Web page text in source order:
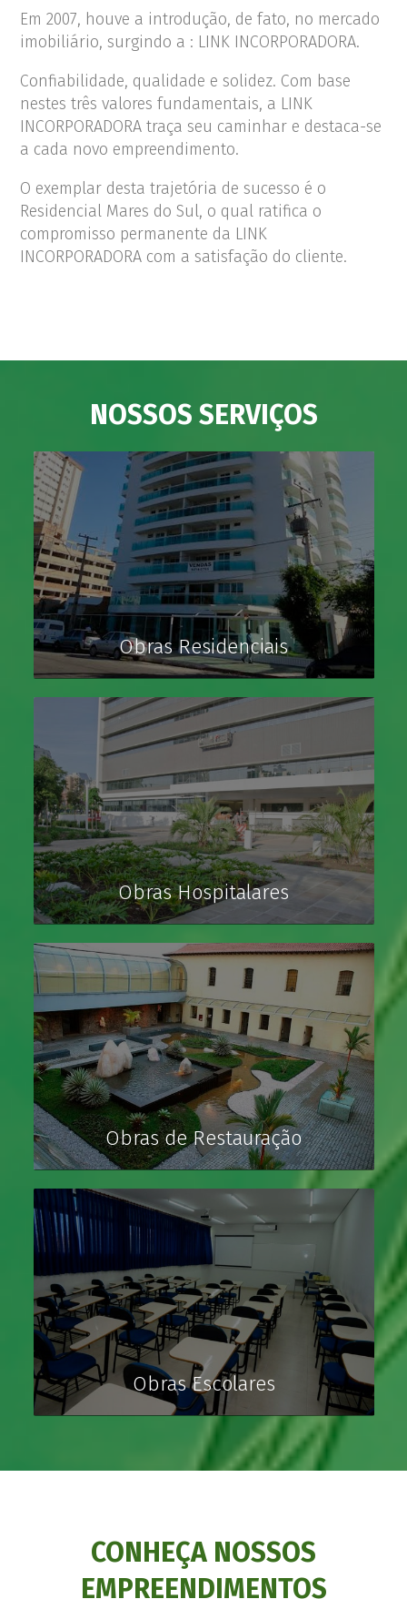
Em 2007, houve a introdução, de fato, no mercado
imobiliário, surgindo a : LINK INCORPORADORA.
Confiabilidade, qualidade e solidez. Com base
nestes três valores fundamentais, a LINK
INCORPORADORA traça seu caminhar e destaca-se
a cada novo empreendimento.
O exemplar desta trajetória de sucesso é o
Residencial Mares do Sul, o qual ratifica o
compromisso permanente da LINK
INCORPORADORA com a satisfação do cliente.
NOSSOS SERVIÇOS
Obras Residenciais
Obras Hospitalares
Obras de Restauração
Obras Escolares
CONHEÇA NOSSOS
EMPREENDIMENTOS